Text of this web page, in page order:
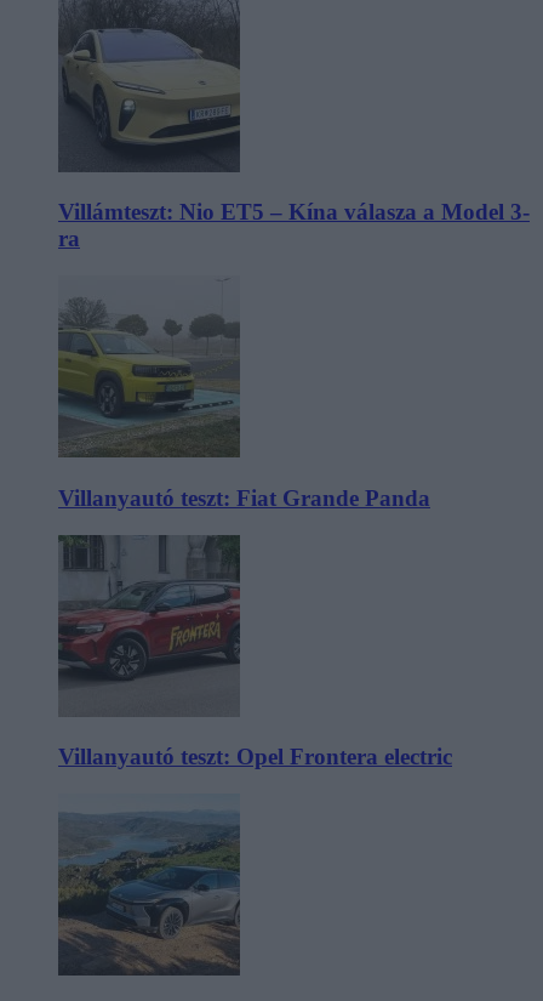
Villámteszt: Nio ET5 – Kína válasza a Model 3-
ra
Villanyautó teszt: Fiat Grande Panda
Villanyautó teszt: Opel Frontera electric